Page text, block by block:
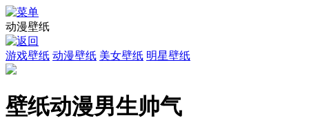
动漫壁纸
游戏壁纸 动漫壁纸 美女壁纸 明星壁纸
壁纸动漫男生帅气